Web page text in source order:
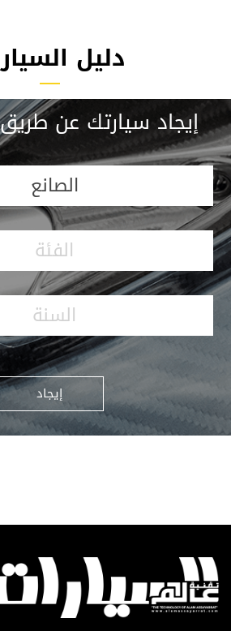
دليل
إيجاد سيارتك عن
الصانع
الفئة
السنة
إيجاد